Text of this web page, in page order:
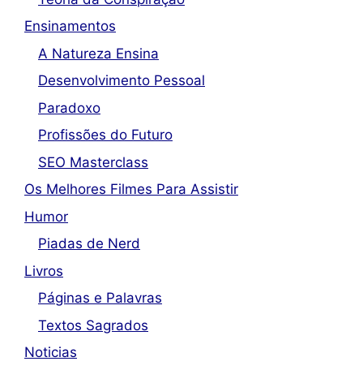
Ensinamentos
A Natureza Ensina
Desenvolvimento Pessoal
Paradoxo
Profissões do Futuro
SEO Masterclass
Os Melhores Filmes Para Assistir
Humor
Piadas de Nerd
Livros
Páginas e Palavras
Textos Sagrados
Noticias